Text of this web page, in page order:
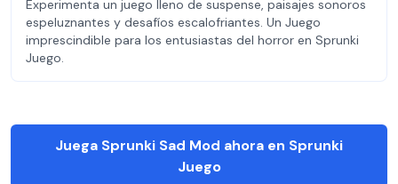
Experimenta un juego lleno de suspense, paisajes sonoros
espeluznantes y desafíos escalofriantes. Un Juego
imprescindible para los entusiastas del horror en Sprunki
Juego.
Juega Sprunki Sad Mod ahora en Sprunki
Juego